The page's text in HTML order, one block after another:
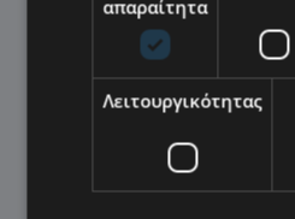
απαραίτητα
Λειτουργικότητας